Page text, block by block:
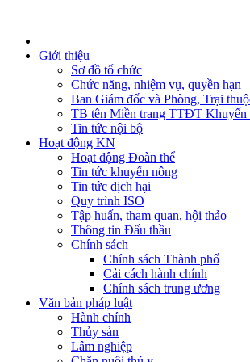
Giới thiệu
Sơ đồ tổ chức
Chức năng, nhiệm vụ, quyền hạn
Ban Giám đốc và Phòng, Trại
TB tên Miền trang TTĐT Khuyến
Tin tức nội bộ
Hoạt động KN
Hoạt động Đoàn thể
Tin tức khuyến nông
Tin tức dịch hại
Quy trình ISO
Tập huấn, tham quan, hội thảo
Thông tin Đấu thầu
Chính sách
Chính sách Thành phố
Cải cách hành chính
Chính sách trung ương
Văn bản pháp luật
Hành chính
Thủy sản
Lâm nghiệp